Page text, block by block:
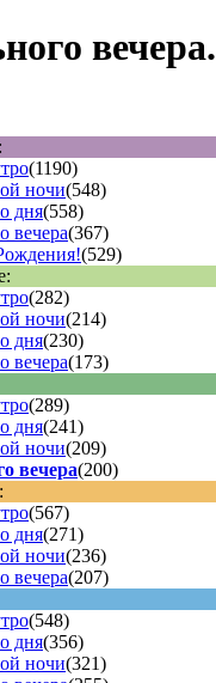
вечера.
(1190)
ночи(548)
дня(558)
вечера(367)
(529)
(282)
ночи(214)
дня(230)
вечера(173)
(289)
дня(241)
ночи(209)
вечера(200)
(567)
дня(271)
ночи(236)
вечера(207)
(548)
дня(356)
ночи(321)